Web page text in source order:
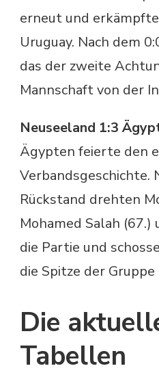
erneut und
Uruguay. Nach dem
das der zweite
Mannschaft von der
Neuseeland 1:3
Ägypten feierte den
Verbandsgeschichte.
Rückstand drehten
Mohamed Salah (67.)
die Partie und
die Spitze der Gruppe
Die
Tabellen